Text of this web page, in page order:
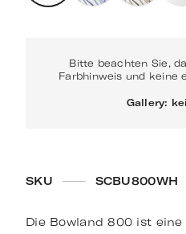
Bitte beachten Sie,
Farbhinweis und keine
Gallery:
SKU SCBU800WH
Die Bowland 800 ist